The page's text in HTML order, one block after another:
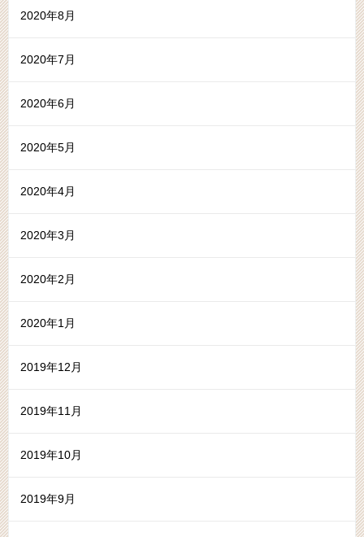
2020年8月
2020年7月
2020年6月
2020年5月
2020年4月
2020年3月
2020年2月
2020年1月
2019年12月
2019年11月
2019年10月
2019年9月